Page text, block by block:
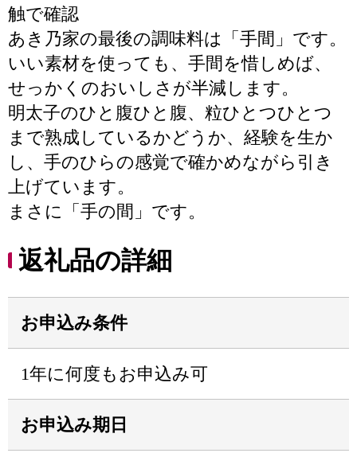
触で確認
あき乃家の最後の調味料は「手間」です。
いい素材を使っても、手間を惜しめば、
せっかくのおいしさが半減します。
明太子のひと腹ひと腹、粒ひとつひとつ
まで熟成しているかどうか、経験を生か
し、手のひらの感覚で確かめながら引き
上げています。
まさに「手の間」です。
返礼品の詳細
お申込み条件
1年に何度もお申込み可
お申込み期日